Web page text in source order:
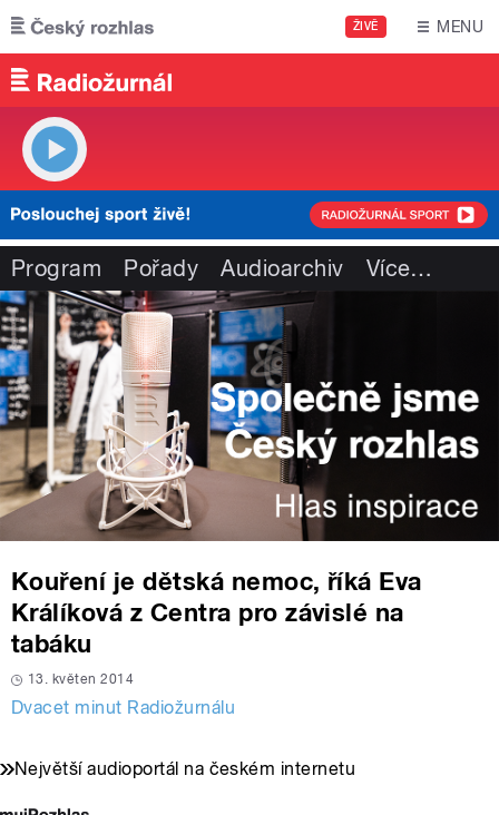
Přejít k hlavnímu obsahu
ŽIVĚ MENU
Program Pořady Audioarchiv Více…
Kouření je dětská nemoc, říká Eva
Králíková z Centra pro závislé na
tabáku
13. květen 2014
Dvacet minut Radiožurnálu
Největší audioportál na českém internetu